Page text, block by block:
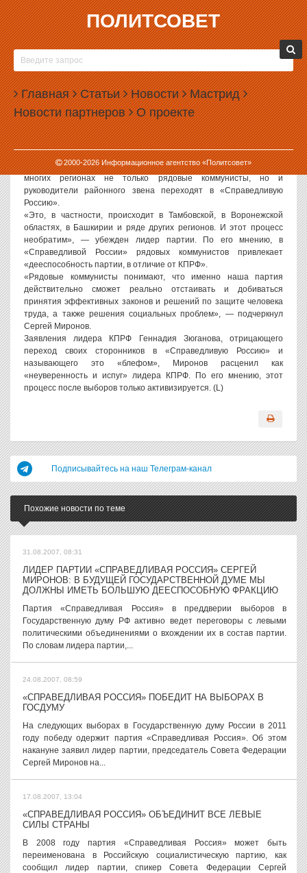
ПОЛИТСОВЕТ
Главная Статьи Новости Мастрид
Новости партнеров О проекте
2000-2026Информационное агентство «Политсовет»
07.08.2007, 13:12
ЛИДЕР ПАРТИИ «СПРАВЕДЛИВАЯ РОССИЯ»
СЕРГЕЙ МИРОНОВ: ПРОЦЕСС ПЕРЕХОДА В
«СПРАВЕДЛИВУЮ РОССИЮ» ЧЛЕНОВ КПРФ
СТАЛ НЕОБРАТИМЫМ
По словам лидера партии «Справедливая Россия» и
председателя Совета Федерации Сергея Миронова, процесс
перехода в его партию членов КПРФ стал необратимым.
В интервью «Интерфаксу» Сергей Миронов подтвердил, что во
многих регионах не только рядовые коммунисты, но и
руководители районного звена переходят в «Справедливую
Россию».
«Это, в частности, происходит в Тамбовской, в Воронежской
областях, в Башкирии и ряде других регионов. И этот процесс
необратим», — убежден лидер партии. По его мнению, в
«Справедливой России» рядовых коммунистов привлекает
«дееспособность партии, в отличие от КПРФ».
«Рядовые коммунисты понимают, что именно наша партия
действительно сможет реально отстаивать и добиваться
принятия эффективных законов и решений по защите человека
труда, а также решения социальных проблем», — подчеркнул
Сергей Миронов.
Заявления лидера КПРФ Геннадия Зюганова, отрицающего
переход своих сторонников в «Справедливую Россию» и
называющего это «блефом», Миронов расценил как
«неуверенность и испуг» лидера КПРФ. По его мнению, этот
процесс после выборов только активизируется. (L)
Подписывайтесь на наш Телеграм-канал
Похожие новости по теме
31.08.2007, 08:31
ЛИДЕР ПАРТИИ «СПРАВЕДЛИВАЯ РОССИЯ» СЕРГЕЙ
МИРОНОВ: В БУДУЩЕЙ ГОСУДАРСТВЕННОЙ ДУМЕ МЫ
ДОЛЖНЫ ИМЕТЬ БОЛЬШУЮ ДЕЕСПОСОБНУЮ ФРАКЦИЮ
Партия «Справедливая Россия» в преддверии выборов в
Государственную думу РФ активно ведет переговоры с левыми
политическими объединениями о вхождении их в состав партии.
По словам лидера партии,...
24.08.2007, 08:59
«СПРАВЕДЛИВАЯ РОССИЯ» ПОБЕДИТ НА ВЫБОРАХ В
ГОСДУМУ
На следующих выборах в Государственную думу России в 2011
году победу одержит партия «Справедливая Россия». Об этом
накануне заявил лидер партии, председатель Совета Федерации
Сергей Миронов на...
17.08.2007, 13:04
«СПРАВЕДЛИВАЯ РОССИЯ» ОБЪЕДИНИТ ВСЕ ЛЕВЫЕ
СИЛЫ СТРАНЫ
В 2008 году партия «Справедливая Россия» может быть
переименована в Российскую социалистическую партию, как
сообщил лидер партии, спикер Совета Федерации Сергей